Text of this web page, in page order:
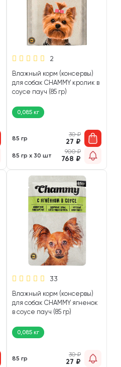
2
Влажный корм (консервы)
для собак CHAMMY кролик в
соусе пауч (85 гр)
0,085 кг
85 гр
30₽
27 ₽
85 гр х 30 шт
900₽
768 ₽
33
Влажный корм (консервы)
для собак CHAMMY ягненок
в соусе пауч (85 гр)
0,085 кг
85 гр
30₽
27 ₽